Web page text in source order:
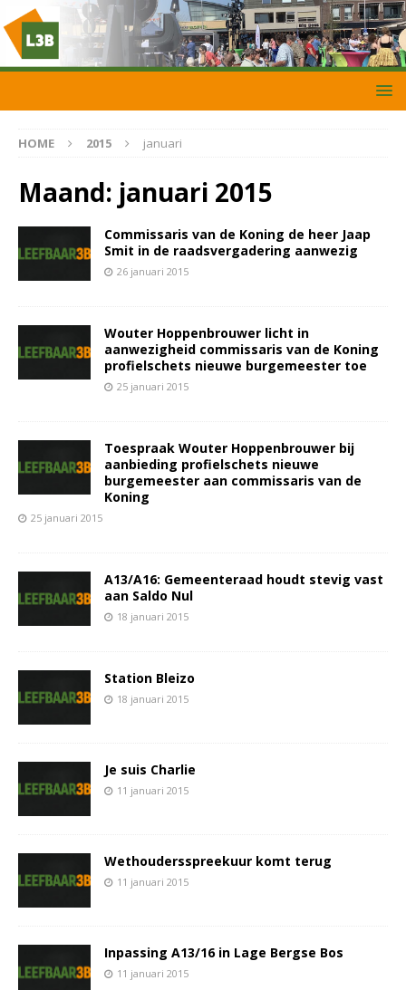
HOME 2015 januari
Maand: januari 2015
Commissaris van de Koning de heer Jaap
Smit in de raadsvergadering aanwezig
26 januari 2015
Wouter Hoppenbrouwer licht in
aanwezigheid commissaris van de Koning
profielschets nieuwe burgemeester toe
25 januari 2015
Toespraak Wouter Hoppenbrouwer bij
aanbieding profielschets nieuwe
burgemeester aan commissaris van de
Koning
25 januari 2015
A13/A16: Gemeenteraad houdt stevig vast
aan Saldo Nul
18 januari 2015
Station Bleizo
18 januari 2015
Je suis Charlie
11 januari 2015
Wethoudersspreekuur komt terug
11 januari 2015
Inpassing A13/16 in Lage Bergse Bos
11 januari 2015